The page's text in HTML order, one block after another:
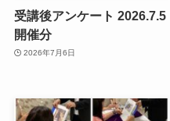
受講後アンケート 2026.7.5
開催分
2026年7月6日